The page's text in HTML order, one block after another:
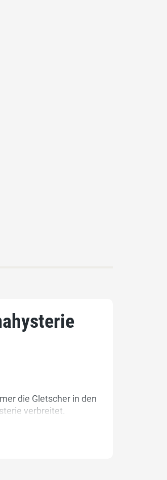
die Gletscher in den
verbreitet.